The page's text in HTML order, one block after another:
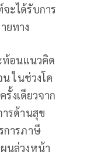
ะได้รับการ
ยทาง
ท้อนแนวคิด
ในช่วงโค
งเดียวจาก
รด้านสุข
การภาษี
นล่วงหน้า